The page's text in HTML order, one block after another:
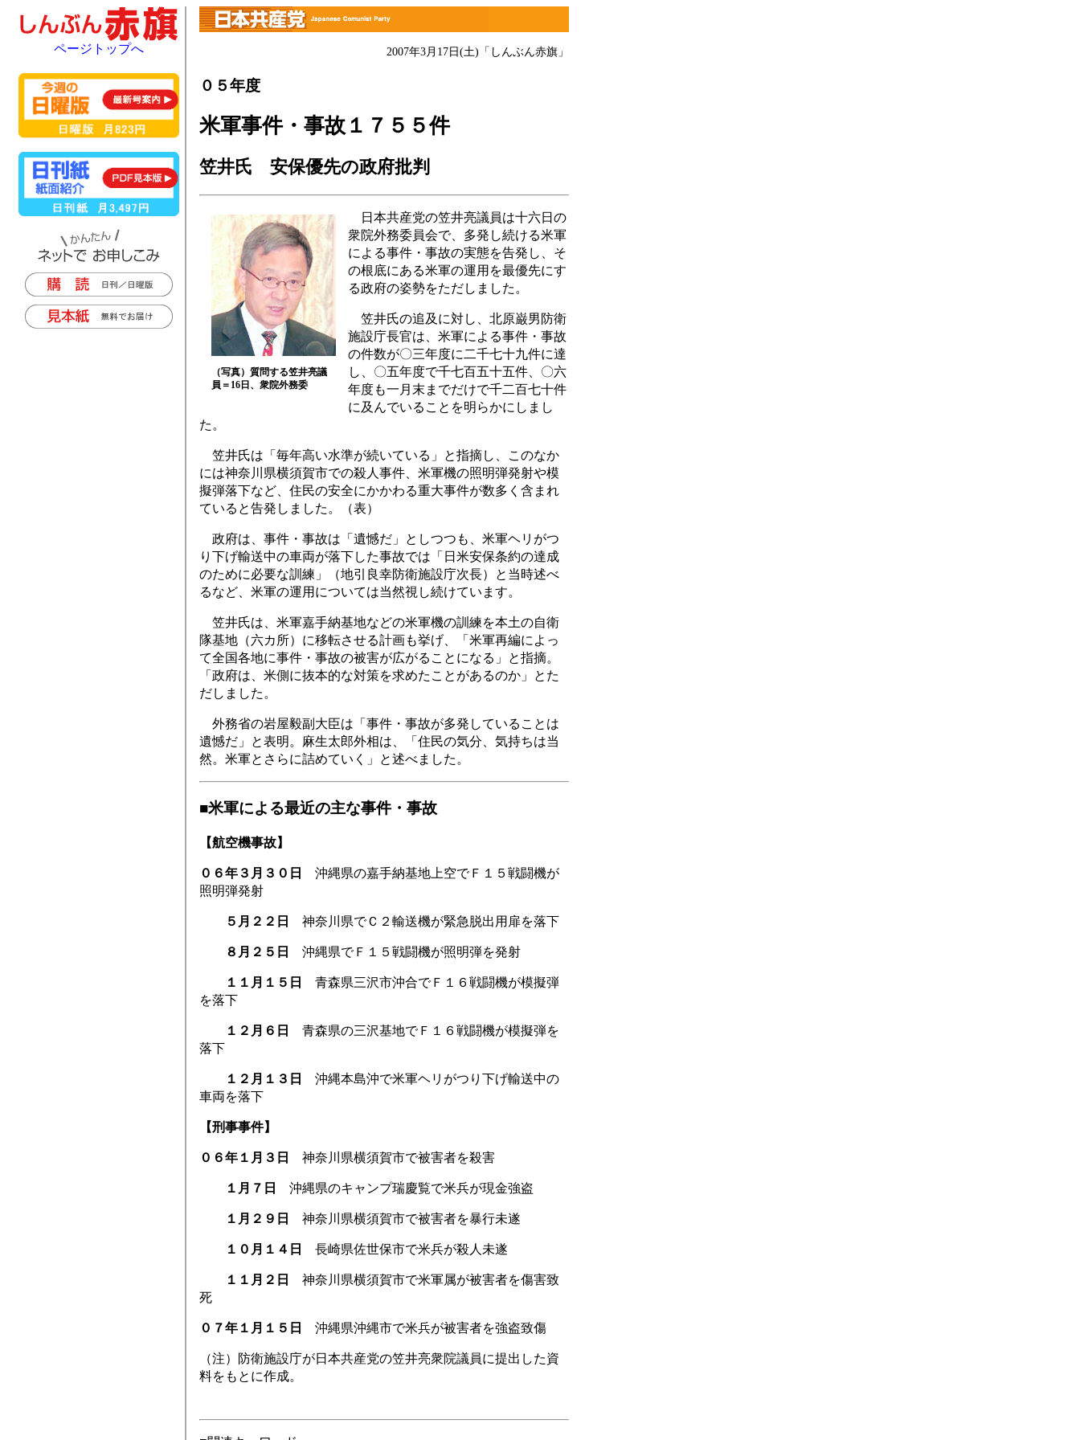
2007年3月17日(土) 「しんぶん赤旗」
０５年度
米軍事件・事故１７５５件
笠井氏 安保優先の政府批判
（写真）質問する笠井亮議
員＝16日、衆院外務委
日本共産党の笠井亮議員は十六日の
衆院外務委員会で、多発し続ける米軍
による事件・事故の実態を告発し、そ
の根底にある米軍の運用を最優先にす
る政府の姿勢をただしました。
笠井氏の追及に対し、北原巌男防衛
施設庁長官は、米軍による事件・事故
の件数が〇三年度に二千七十九件に達
し、〇五年度で千七百五十五件、〇六
年度も一月末までだけで千二百七十件
に及んでいることを明らかにしまし
た。
笠井氏は「毎年高い水準が続いている」と指摘し、このなか
には神奈川県横須賀市での殺人事件、米軍機の照明弾発射や模
擬弾落下など、住民の安全にかかわる重大事件が数多く含まれ
ていると告発しました。（表）
政府は、事件・事故は「遺憾だ」としつつも、米軍ヘリがつ
り下げ輸送中の車両が落下した事故では「日米安保条約の達成
のために必要な訓練」（地引良幸防衛施設庁次長）と当時述べ
るなど、米軍の運用については当然視し続けています。
笠井氏は、米軍嘉手納基地などの米軍機の訓練を本土の自衛
隊基地（六カ所）に移転させる計画も挙げ、「米軍再編によっ
て全国各地に事件・事故の被害が広がることになる」と指摘。
「政府は、米側に抜本的な対策を求めたことがあるのか」とた
だしました。
外務省の岩屋毅副大臣は「事件・事故が多発していることは
遺憾だ」と表明。麻生太郎外相は、「住民の気分、気持ちは当
然。米軍とさらに詰めていく」と述べました。
■米軍による最近の主な事件・事故
【航空機事故】
０６年３月３０日
沖縄県の嘉手納基地上空でＦ１５戦闘機が
照明弾発射
５月２２日 神奈川県でＣ２輸送機が緊急脱出用扉を落下
８月２５日 沖縄県でＦ１５戦闘機が照明弾を発射
１１月１５日
青森県三沢市沖合でＦ１６戦闘機が模擬弾
を落下
１２月６日
青森県の三沢基地でＦ１６戦闘機が模擬弾を
落下
１２月１３日
沖縄本島沖で米軍ヘリがつり下げ輸送中の
車両を落下
【刑事事件】
０６年１月３日 神奈川県横須賀市で被害者を殺害
１月７日 沖縄県のキャンプ瑞慶覧で米兵が現金強盗
１月２９日 神奈川県横須賀市で被害者を暴行未遂
１０月１４日 長崎県佐世保市で米兵が殺人未遂
１１月２日
神奈川県横須賀市で米軍属が被害者を傷害致
死
０７年１月１５日 沖縄県沖縄市で米兵が被害者を強盗致傷
（注）防衛施設庁が日本共産党の笠井亮衆院議員に提出した資
料をもとに作成。
ページトップへ